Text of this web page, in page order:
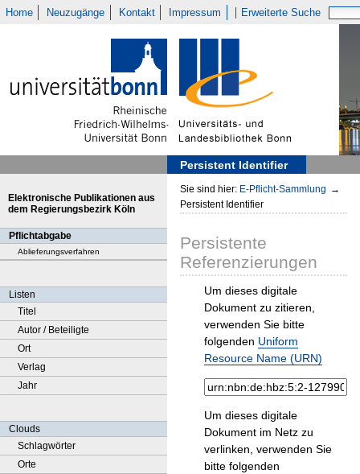
Home Neuzugänge Kontakt Impressum Erweiterte Suche
Persistent Identifier
Elektronische Publikationen aus
dem Regierungsbezirk Köln
Pflichtabgabe
Ablieferungsverfahren
Listen
Titel
Autor / Beteiligte
Ort
Verlag
Jahr
Clouds
Schlagwörter
Orte
Sie sind hier: E-Pflicht-Sammlung →
Persistent Identifier
Persistente
Referenzierungen
Um dieses digitale
Dokument zu zitieren,
verwenden Sie bitte
folgenden Uniform
Resource Name (URN)
Um dieses digitale
Dokument im Netz zu
verlinken, verwenden Sie
bitte folgenden